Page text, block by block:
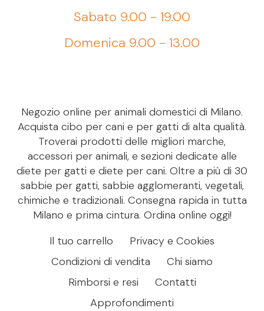
Sabato 9.00 - 19.00
Domenica 9.00 - 13.00
Negozio online per animali domestici di Milano.
Acquista cibo per cani e per gatti di alta qualità.
Troverai prodotti delle migliori marche,
accessori per animali, e sezioni dedicate alle
diete per gatti e diete per cani. Oltre a più di 30
sabbie per gatti, sabbie agglomeranti, vegetali,
chimiche e tradizionali. Consegna rapida in tutta
Milano e prima cintura. Ordina online oggi!
Il tuo carrello
Privacy e Cookies
Condizioni di vendita
Chi siamo
Rimborsi e resi
Contatti
Approfondimenti